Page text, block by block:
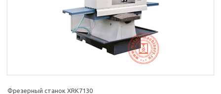
Фрезерный станок XRK7130